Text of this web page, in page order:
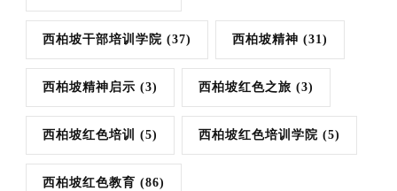
西柏坡干部培训学院 (37) 西柏坡精神 (31)
西柏坡精神启示 (3) 西柏坡红色之旅 (3)
西柏坡红色培训 (5) 西柏坡红色培训学院 (5)
西柏坡红色教育 (86)